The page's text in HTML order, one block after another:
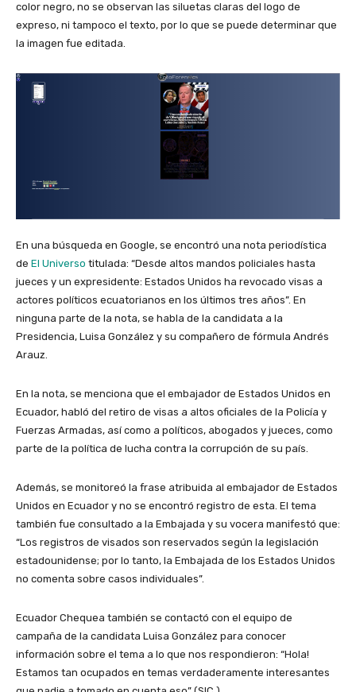
color negro, no se observan las siluetas claras del logo de
expreso, ni tampoco el texto, por lo que se puede determinar que
la imagen fue editada.
En una búsqueda en Google, se encontró una nota periodística
de El Universo titulada: “Desde altos mandos policiales hasta
jueces y un expresidente: Estados Unidos ha revocado visas a
actores políticos ecuatorianos en los últimos tres años”. En
ninguna parte de la nota, se habla de la candidata a la
Presidencia, Luisa González y su compañero de fórmula Andrés
Arauz.
En la nota, se menciona que el embajador de Estados Unidos en
Ecuador, habló del retiro de visas a altos oficiales de la Policía y
Fuerzas Armadas, así como a políticos, abogados y jueces, como
parte de la política de lucha contra la corrupción de su país.
Además, se monitoreó la frase atribuida al embajador de Estados
Unidos en Ecuador y no se encontró registro de esta. El tema
también fue consultado a la Embajada y su vocera manifestó que:
“Los registros de visados son reservados según la legislación
estadounidense; por lo tanto, la Embajada de los Estados Unidos
no comenta sobre casos individuales”.
Ecuador Chequea también se contactó con el equipo de
campaña de la candidata Luisa González para conocer
información sobre el tema a lo que nos respondieron: “Hola!
Estamos tan ocupados en temas verdaderamente interesantes